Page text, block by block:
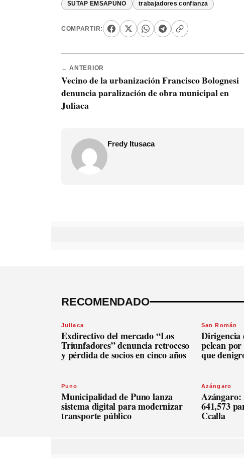
SUTAP EMSAPUNO trabajadores confianza
COMPARTIR:
← ANTERIOR
Vecino de la urbanización Francisco Bolognesi
denuncia paralización de obra municipal en
Juliaca
Fredy Itusaca
RECOMENDADO
Juliaca
Exdirectivo del mercado “Los
Triunfadores” denuncia retroceso
y pérdida de socios en cinco años
San Román
Dirigencia
pelean
que
Puno
Municipalidad de Puno lanza
sistema digital para modernizar
transporte público
Azángaro
Azángaro:
641,573
Ccalla